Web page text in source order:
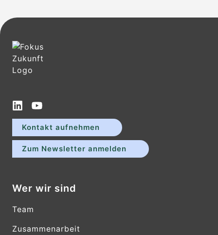
Kontakt aufnehmen
Zum Newsletter anmelden
Wer wir sind
Team
Zusammenarbeit